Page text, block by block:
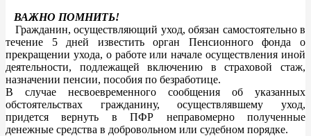
ВАЖНО ПОМНИТЬ!
Гражданин, осуществляющий уход, обязан самостоятельно в
течение 5 дней известить орган Пенсионного фонда о
прекращении ухода, о работе или начале осуществления иной
деятельности, подлежащей включению в страховой стаж,
назначении пенсии, пособия по безработице.
В случае несвоевременного сообщения об указанных
обстоятельствах гражданину, осуществлявшему уход,
придется вернуть в ПФР неправомерно полученные
денежные средства в добровольном или судебном порядке.